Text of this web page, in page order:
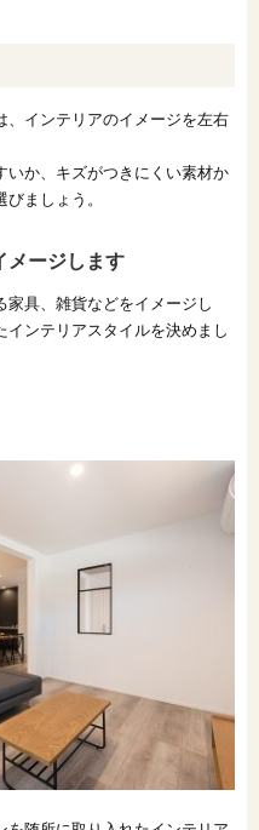
、インテリアのイメージを左右
いか、キズがつきにくい素材か
ましょう。
メージします
具、雑貨などをイメージし
ンテリアスタイルを決めまし